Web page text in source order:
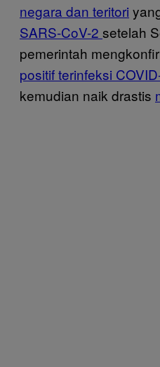
negara dan teritori
SARS-CoV-2 setelah
pemerintah
positif terinfeksi
kemudian naik drastis